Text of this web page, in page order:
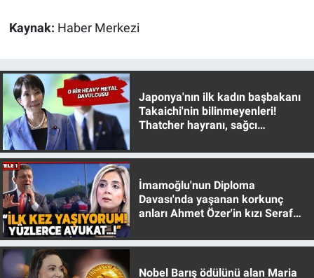
Kaynak: Haber Merkezi
Japonya'nın ilk kadın başbakanı
Takaichi'nin bilinmeyenleri!
Thatcher hayranı, sağcı
İmamoğlu'nun Diploma
Davası'nda yaşanan korkunç
anları Ahmet Özer'in kızı Seraf
Nobel Barış ödülünü alan Maria
Gündem Özel
Günün görüntüsü
Haber
İlan
Koronavirüs
Kültür Sanat